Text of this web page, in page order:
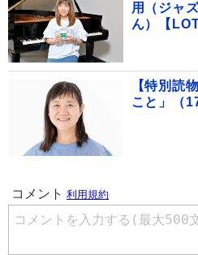
用（ジャ
ん）【
【特別読
こと」（